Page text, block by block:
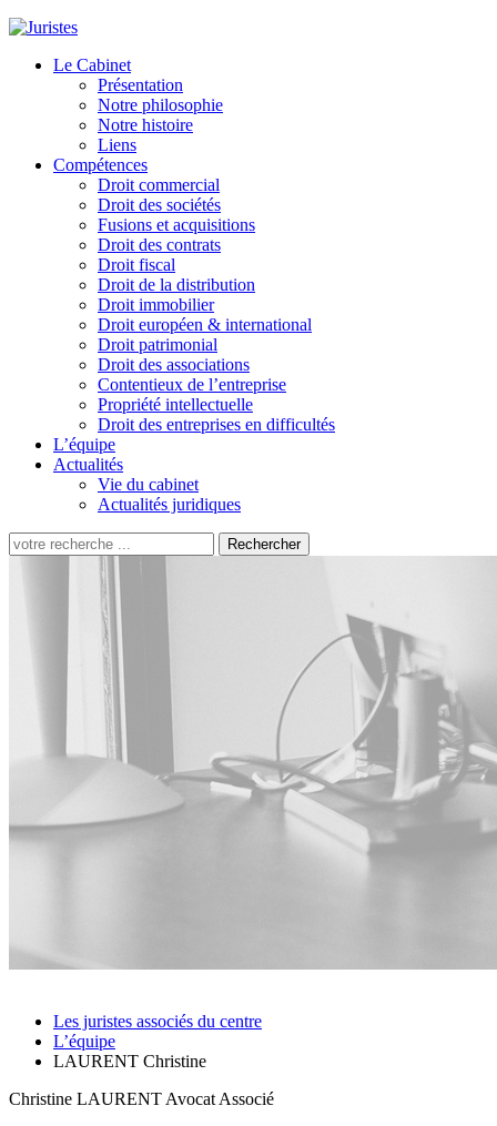
Le Cabinet
Présentation
Notre philosophie
Notre histoire
Liens
Compétences
Droit commercial
Droit des sociétés
Fusions et acquisitions
Droit des contrats
Droit fiscal
Droit de la distribution
Droit immobilier
Droit européen & international
Droit patrimonial
Droit des associations
Contentieux de l’entreprise
Propriété intellectuelle
Droit des entreprises en difficultés
L’équipe
Actualités
Vie du cabinet
Actualités juridiques
Les juristes associés du centre
L’équipe
LAURENT Christine
Christine LAURENT Avocat Associé